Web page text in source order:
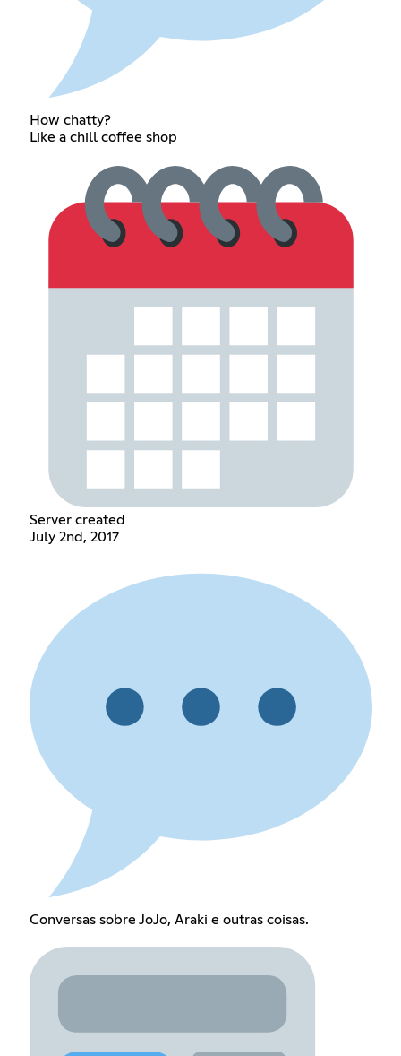
How chatty?
Like a chill coffee shop
Server created
July 2nd, 2017
Conversas sobre JoJo, Araki e outras coisas.